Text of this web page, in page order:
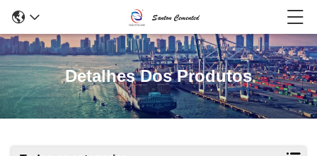
Detalhes Dos Produtos